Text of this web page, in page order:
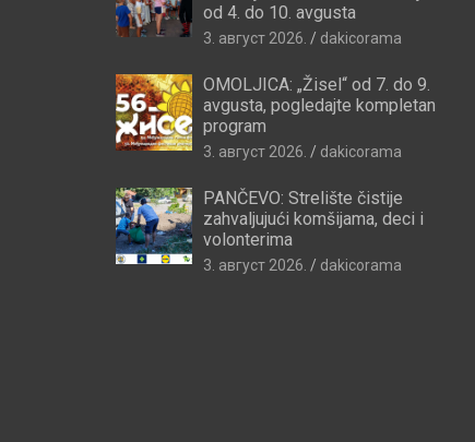
od 4. do 10. avgusta
3. август 2026. dakicorama
OMOLJICA: „Žisel“ od 7. do 9.
avgusta, pogledajte kompletan
program
3. август 2026. dakicorama
PANČEVO: Strelište čistije
zahvaljujući komšijama, deci i
volonterima
3. август 2026. dakicorama